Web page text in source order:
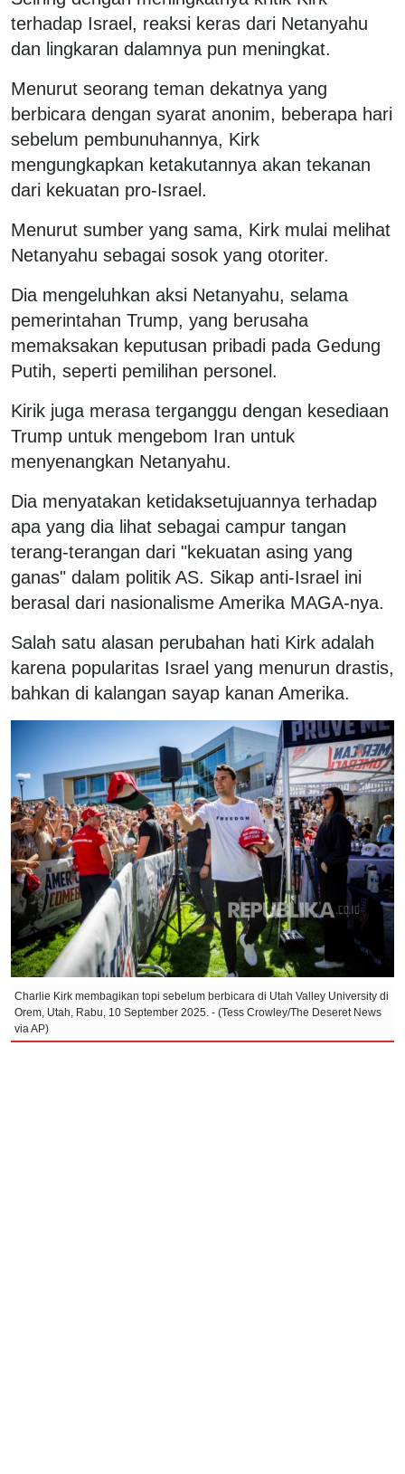
terhadap Israel, reaksi keras dari Netanyahu
dan lingkaran dalamnya pun meningkat.
Menurut seorang teman dekatnya yang
berbicara dengan syarat anonim, beberapa hari
sebelum pembunuhannya, Kirk
mengungkapkan ketakutannya akan tekanan
dari kekuatan pro-Israel.
Menurut sumber yang sama, Kirk mulai melihat
Netanyahu sebagai sosok yang otoriter.
Dia mengeluhkan aksi Netanyahu, selama
pemerintahan Trump, yang berusaha
memaksakan keputusan pribadi pada Gedung
Putih, seperti pemilihan personel.
Kirik juga merasa terganggu dengan kesediaan
Trump untuk mengebom Iran untuk
menyenangkan Netanyahu.
Dia menyatakan ketidaksetujuannya terhadap
apa yang dia lihat sebagai campur tangan
terang-terangan dari "kekuatan asing yang
ganas" dalam politik AS. Sikap anti-Israel ini
berasal dari nasionalisme Amerika MAGA-nya.
Salah satu alasan perubahan hati Kirk adalah
karena popularitas Israel yang menurun drastis,
bahkan di kalangan sayap kanan Amerika.
Charlie Kirk membagikan topi sebelum berbicara di Utah Valley University di
Orem, Utah, Rabu, 10 September 2025. - (Tess Crowley/The Deseret News
via AP)